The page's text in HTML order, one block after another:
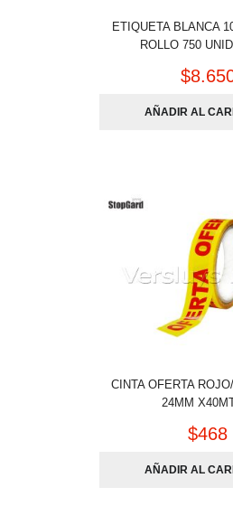
ETIQUETA BLANCA
ROLLO 750
$
AÑADIR AL
CINTA OFERTA
24MM
$468
AÑADIR AL